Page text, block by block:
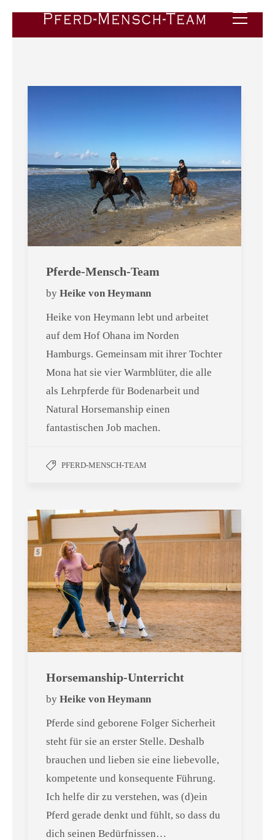
Pferde-Mensch-Team
by Heike von Heymann
Heike von Heymann lebt und arbeitet
auf dem Hof Ohana im Norden
Hamburgs. Gemeinsam mit ihrer Tochter
Mona hat sie vier Warmblüter, die alle
als Lehrpferde für Bodenarbeit und
Natural Horsemanship einen
fantastischen Job machen.
PFERD-MENSCH-TEAM
Horsemanship-Unterricht
by Heike von Heymann
Pferde sind geborene Folger Sicherheit
steht für sie an erster Stelle. Deshalb
brauchen und lieben sie eine liebevolle,
kompetente und konsequente Führung.
Ich helfe dir zu verstehen, was (d)ein
Pferd gerade denkt und fühlt, so dass du
dich seinen Bedürfnissen…